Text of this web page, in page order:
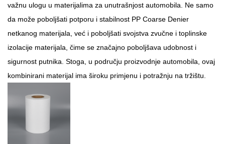
važnu ulogu u materijalima za unutrašnjost automobila. Ne samo
da može poboljšati potporu i stabilnost PP Coarse Denier
netkanog materijala, već i poboljšati svojstva zvučne i toplinske
izolacije materijala, čime se značajno poboljšava udobnost i
sigurnost putnika. Stoga, u području proizvodnje automobila, ovaj
kombinirani materijal ima široku primjenu i potražnju na tržištu.